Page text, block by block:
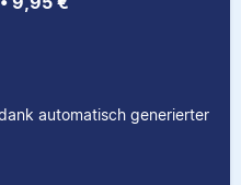
automatisch generierter